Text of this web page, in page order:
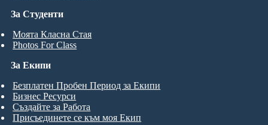
За Студенти
Моята Класна Стая
Photos For Class
За Екипи
Безплатен Пробен Период за Екипи
Бизнес Ресурси
Създайте за Работа
Присъединете се към моя Екип